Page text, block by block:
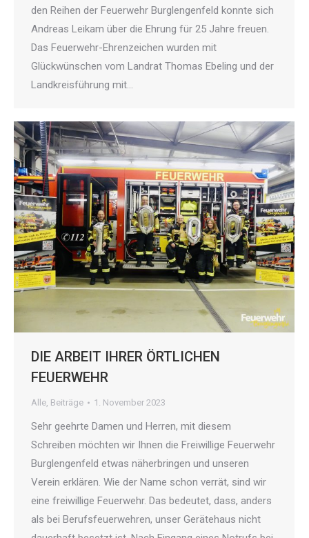
den Reihen der Feuerwehr Burglengenfeld konnte sich
Andreas Leikam über die Ehrung für 25 Jahre freuen.
Das Feuerwehr-Ehrenzeichen wurden mit
Glückwünschen vom Landrat Thomas Ebeling und der
Landkreisführung mit…
DIE ARBEIT IHRER ÖRTLICHEN
FEUERWEHR
Alle, Beiträge 1. November 2023
Sehr geehrte Damen und Herren, mit diesem
Schreiben möchten wir Ihnen die Freiwillige Feuerwehr
Burglengenfeld etwas näherbringen und unseren
Verein erklären. Wie der Name schon verrät, sind wir
eine freiwillige Feuerwehr. Das bedeutet, dass, anders
als bei Berufsfeuerwehren, unser Gerätehaus nicht